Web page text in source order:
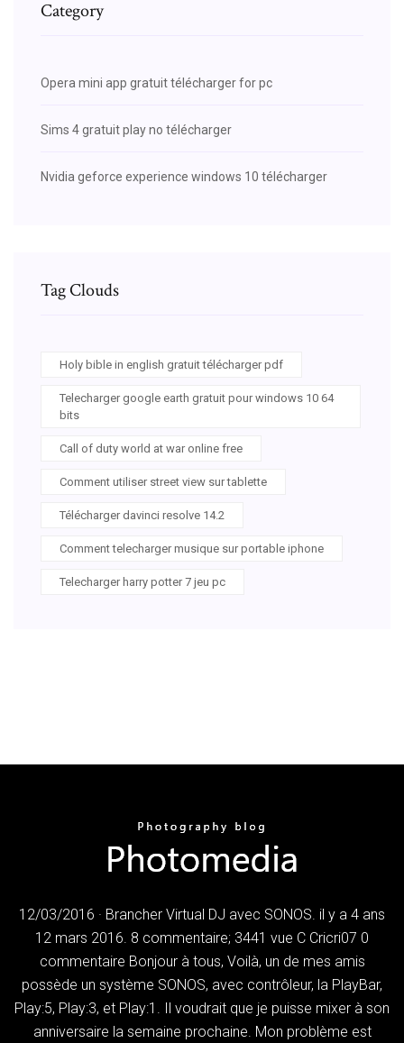
Category
Opera mini app gratuit télécharger for pc
Sims 4 gratuit play no télécharger
Nvidia geforce experience windows 10 télécharger
Tag Clouds
Holy bible in english gratuit télécharger pdf
Telecharger google earth gratuit pour windows 10 64
bits
Call of duty world at war online free
Comment utiliser street view sur tablette
Télécharger davinci resolve 14.2
Comment telecharger musique sur portable iphone
Telecharger harry potter 7 jeu pc
12/03/2016 · Brancher Virtual DJ avec SONOS. il y a 4 ans
12 mars 2016. 8 commentaire; 3441 vue C Cricri07 0
commentaire Bonjour à tous, Voilà, un de mes amis
possède un système SONOS, avec contrôleur, la PlayBar,
Play:5, Play:3, et Play:1. Il voudrait que je puisse mixer à son
anniversaire la semaine prochaine. Mon problème est